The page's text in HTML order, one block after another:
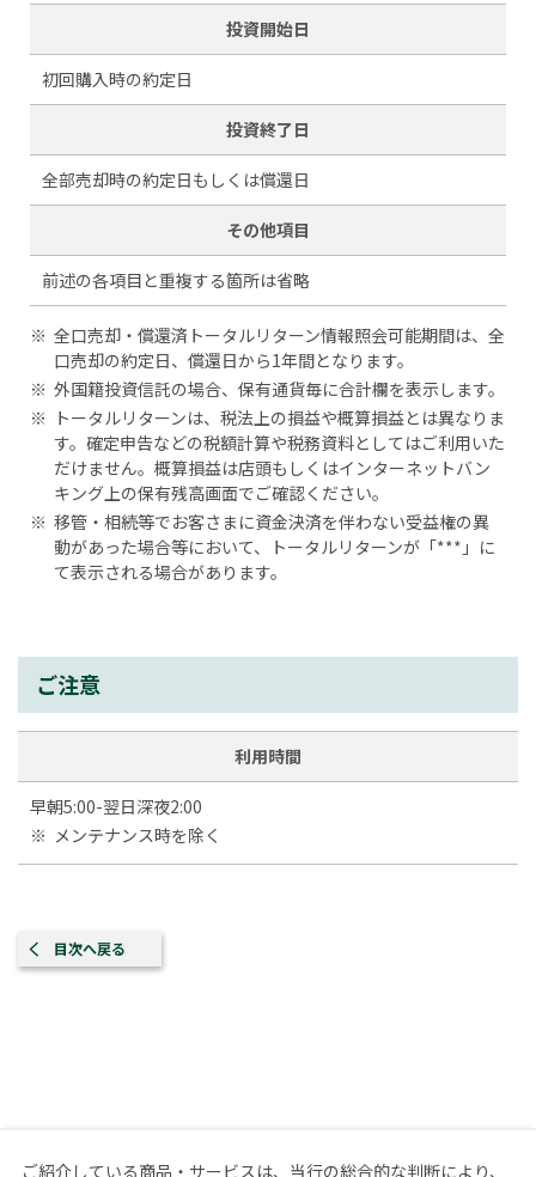
投資開始日
初回購入時の約定日
投資終了日
全部売却時の約定日もしくは償還日
その他項目
前述の各項目と重複する箇所は省略
※ 全口売却・償還済トータルリターン情報照会可能期間は、全
口売却の約定日、償還日から1年間となります。
※ 外国籍投資信託の場合、保有通貨毎に合計欄を表示します。
※ トータルリターンは、税法上の損益や概算損益とは異なりま
す。確定申告などの税額計算や税務資料としてはご利用いた
だけません。概算損益は店頭もしくはインターネットバン
キング上の保有残高画面でご確認ください。
※ 移管・相続等でお客さまに資金決済を伴わない受益権の異
動があった場合等において、トータルリターンが「***」に
て表示される場合があります。
ご注意
利用時間
早朝5:00-翌日深夜2:00
※ メンテナンス時を除く
目次へ戻る
ご紹介している商品・サービスは、当行の総合的な判断により、